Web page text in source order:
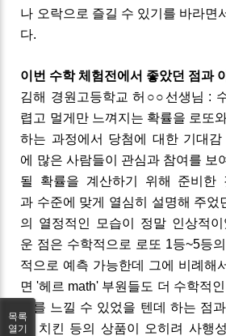
나 오락으로 즐길 수 있기를 바라면
다.
이번 수학 체험전에서 좋았던 점과
김해 경원고등학교 허 ○○ 선생님 :
렵고 멀게만 느껴지는 확률을 로또
하는 과정에서 당첨에 대한 기대감
에
많은 사람들이 관심과 참여를 보
될
확률을 계산하기 위해 준비한
과 수준에 맞게 열심히 설명해 주었
의
열정적인 모습이 정말 인상적
운 점은 수학적으로 로또 1등~5등의
적으로 예측 가능한데 그에 비례해
면 '헤르 math' 부원들도 더 수학적인
미를 느낄 수 있었을 텐데 하는 점과
는
치킨 등의 상품이 오히려 사행
목록
열기